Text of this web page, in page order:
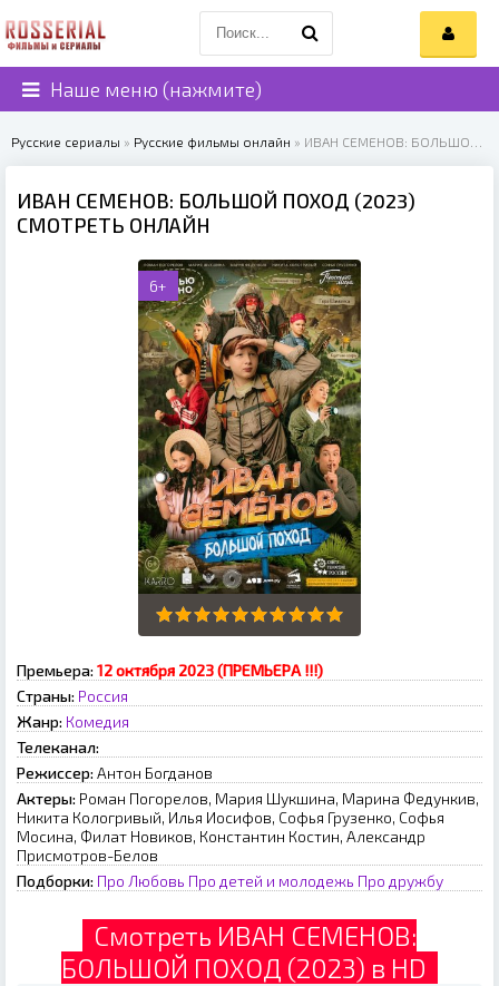
Наше меню (нажмите)
Русские сериалы » Русские фильмы онлайн » ИВАН СЕМЕНОВ: БОЛЬШОЙ ПОХОД (2023)
ИВАН СЕМЕНОВ: БОЛЬШОЙ ПОХОД (2023)
СМОТРЕТЬ ОНЛАЙН
6+
Премьера: 12 октября 2023 (ПРЕМЬЕРА !!!)
Страны: Россия
Жанр: Комедия
Телеканал:
Режиссер: Антон Богданов
Актеры: Роман Погорелов, Мария Шукшина, Марина Федункив,
Никита Кологривый, Илья Иосифов, Софья Грузенко, Софья
Мосина, Филат Новиков, Константин Костин, Александр
Присмотров-Белов
Подборки: Про Любовь Про детей и молодежь Про дружбу
Смотреть ИВАН СЕМЕНОВ:
БОЛЬШОЙ ПОХОД (2023) в HD